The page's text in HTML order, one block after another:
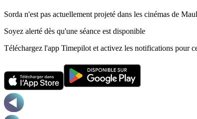
Sorda n'est pas actuellement projeté dans les cinémas de
Soyez alerté dès qu'une séance est disponible
Téléchargez l'app Timepilot et activez les notifications pour